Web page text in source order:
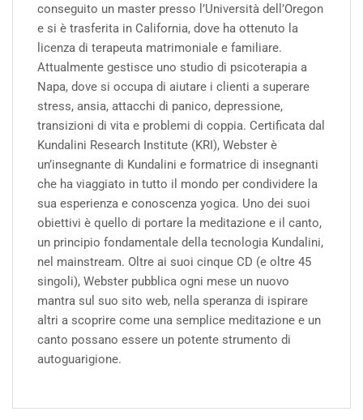
conseguito un master presso l’Università dell’Oregon
e si è trasferita in California, dove ha ottenuto la
licenza di terapeuta matrimoniale e familiare.
Attualmente gestisce uno studio di psicoterapia a
Napa, dove si occupa di aiutare i clienti a superare
stress, ansia, attacchi di panico, depressione,
transizioni di vita e problemi di coppia. Certificata dal
Kundalini Research Institute (KRI), Webster è
un’insegnante di Kundalini e formatrice di insegnanti
che ha viaggiato in tutto il mondo per condividere la
sua esperienza e conoscenza yogica. Uno dei suoi
obiettivi è quello di portare la meditazione e il canto,
un principio fondamentale della tecnologia Kundalini,
nel mainstream. Oltre ai suoi cinque CD (e oltre 45
singoli), Webster pubblica ogni mese un nuovo
mantra sul suo sito web, nella speranza di ispirare
altri a scoprire come una semplice meditazione e un
canto possano essere un potente strumento di
autoguarigione.